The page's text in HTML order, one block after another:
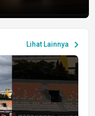
Lihat Lainnya chevron_right